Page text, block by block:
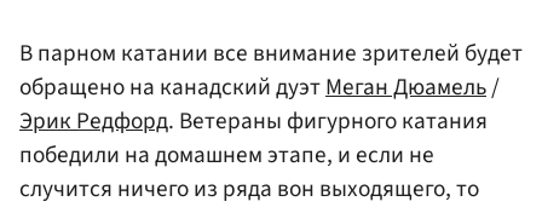
В парном катании все внимание зрителей будет
обращено на канадский дуэтМеган Дюамель/
Эрик Редфорд. Ветераны фигурного катания
победили на домашнем этапе, и если не
случится ничего из ряда вон выходящего, то